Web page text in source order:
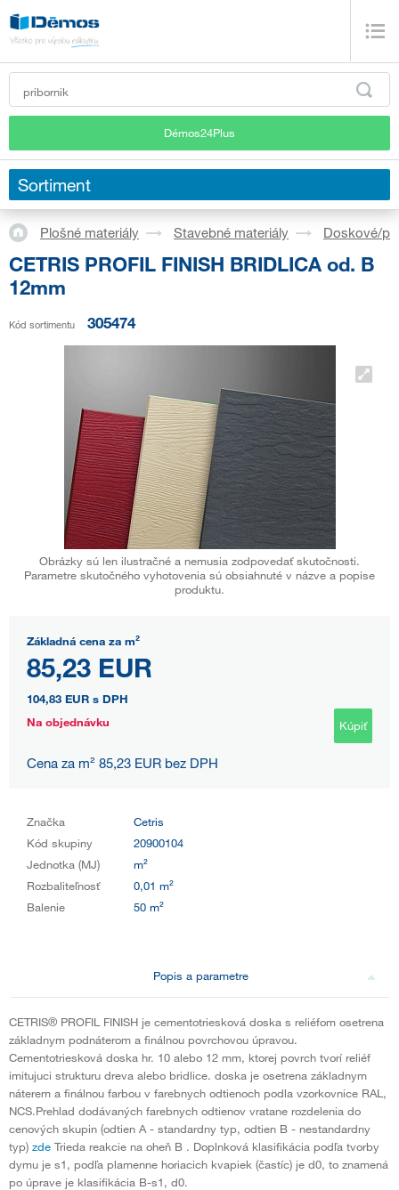
Démos24Plus
Sortiment
Plošné materiály Stavebné materiály Doskové/
CETRIS PROFIL FINISH BRIDLICA od. B
12mm
Kód sortimentu 305474
Obrázky sú len ilustračné a nemusia zodpovedať skutočnosti.
Parametre skutočného vyhotovenia sú obsiahnuté v názve a popise
produktu.
Základná cena za m²
85,23 EUR
104,83 EUR s DPH
Na objednávku
Kúpiť
Cena za m² 85,23 EUR bez DPH
Značka
Cetris
Kód skupiny
20900104
Jednotka (MJ)
m²
Rozbaliteľnosť
0,01 m²
Balenie
50 m²
Popis a parametre
CETRIS® PROFIL FINISH je cementotriesková doska s reliéfom osetrena
základnym podnáterom a finálnou povrchovou úpravou.
Cementotriesková doska hr. 10 alebo 12 mm, ktorej povrch tvorí reliéf
imitujuci strukturu dreva alebo bridlice. doska je osetrena základnym
náterem a finálnou farbou v farebnych odtienoch podla vzorkovnice RAL,
NCS.Prehlad dodávaných farebnych odtienov vratane rozdelenia do
cenových skupin (odtien A - standardny typ, odtien B - nestandardny
typ) zde Trieda reakcie na oheň B . Doplnková klasifikácia podľa tvorby
dymu je s1, podľa plamenne horiacich kvapiek (častíc) je d0, to znamená
po úprave je klasifikácia B-s1, d0.